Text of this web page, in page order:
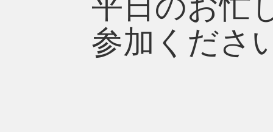
平日のお忙
参加くださ